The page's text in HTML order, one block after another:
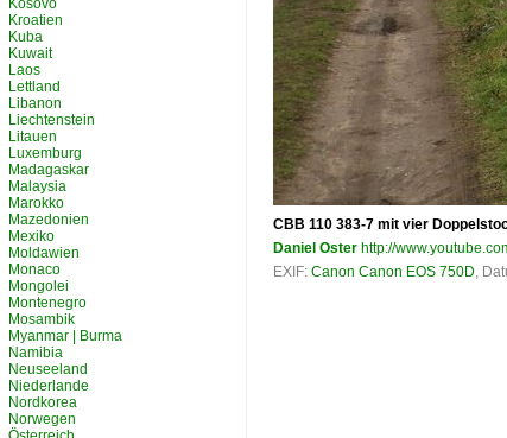
CBB 110 383-7 mit vier
Daniel Oster http://
EXIF: Canon Canon EOS 750D,
Kosovo
Kroatien
Kuba
Kuwait
Laos
Lettland
Libanon
Liechtenstein
Litauen
Luxemburg
Madagaskar
Malaysia
Marokko
Mazedonien
Mexiko
Moldawien
Monaco
Mongolei
Montenegro
Mosambik
Myanmar | Burma
Namibia
Neuseeland
Niederlande
Nordkorea
Norwegen